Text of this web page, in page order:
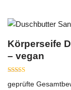
Körperseife
– vegan
5.00
geprüfte